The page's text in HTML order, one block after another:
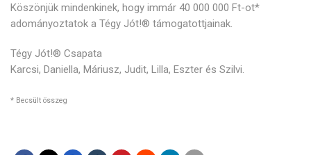
Köszönjük mindenkinek, hogy immár 40 000 000 Ft-ot*
adományoztatok a Tégy Jót!® támogatottjainak.
Tégy Jót!® Csapata
Karcsi, Daniella, Máriusz, Judit, Lilla, Eszter és Szilvi.
* Becsült összeg